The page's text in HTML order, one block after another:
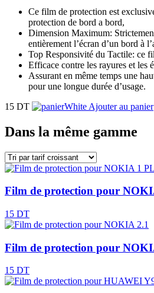
Ce film de protection est
protection de bord a bord,
Dimension Maximum:
entièrement l’écran d’un bord à
Top Responsivité du Tactile: ce
Efficace contre les rayures et les
Assurant en même temps une
pour une longue durée d’usage.
15 DT
Ajouter au panier
Dans la même gamme
Film de protection pour
15 DT
Film de protection pour
15 DT